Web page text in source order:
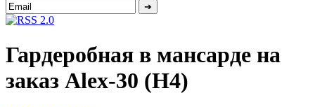
Гардеробная в мансарде на
заказ Alex-30 (Н4)